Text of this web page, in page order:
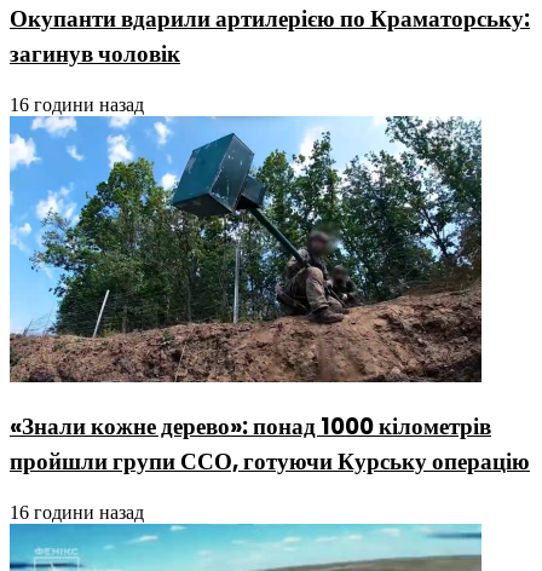
Окупанти вдарили артилерією по Краматорську:
загинув чоловік
16 години назад
«Знали кожне дерево»: понад 1000 кілометрів
пройшли групи ССО, готуючи Курську операцію
16 години назад